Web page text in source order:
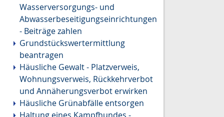
Wasserversorgungs- und
Abwasserbeseitigungseinrichtungen
- Beiträge zahlen
Grundstückswertermittlung
beantragen
Häusliche Gewalt - Platzverweis,
Wohnungsverweis, Rückkehrverbot
und Annäherungsverbot erwirken
Häusliche Grünabfälle entsorgen